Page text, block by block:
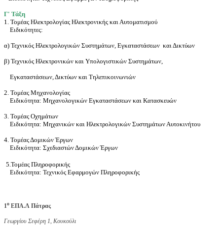
Γ' Τάξη
1. Τομέας Ηλεκτρολογίας Ηλεκτρονικής και Αυτοματισμού
Ειδικότητες:
α) Τεχνικός Ηλεκτρολογικών Συστημάτων, Εγκαταστάσεων και Δικτύων
β) Τεχνικός Ηλεκτρονικών και Υπολογιστικών Συστημάτων,
Εγκαταστάσεων, Δικτύων και Τηλεπικοινωνιών
2. Τομέας Μηχανολογίας
Ειδικότητα: Μηχανολογικών Εγκαταστάσεων και Κατασκευών
3. Τομέας Οχημάτων
Ειδικότητα: Μηχανικών και Ηλεκτρολογικών Συστημάτων Αυτοκινήτου
4. Τομέας Δομικών Έργων
Ειδικότητα: Σχεδιαστών Δομικών Έργων
5.Τομέας Πληροφορικής
Ειδικότητα: Τεχνικός Εφαρμογών Πληροφορικής
1ο ΕΠΑ.Λ Πάτρας
Γεωργίου Σεφέρη 1, Κουκούλι